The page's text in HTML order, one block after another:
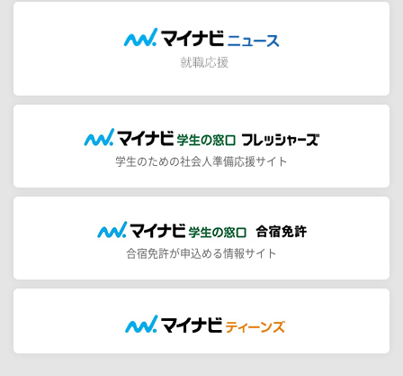
学生のための社会人準備応援サイト
合宿免許が申込める情報サイト